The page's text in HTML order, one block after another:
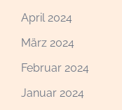
April 2024
März 2024
Februar 2024
Januar 2024